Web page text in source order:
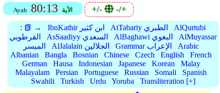
Ayah 80:13 الأية +/- -/+
: 📗 → IbnKathir ابن كثير AtTabariy الطبري
AlQurtubi
القرطوبي
AsSaadiyy السعدي AlBaghawi البغوي
AlMuyassar
الميسر
AlJalalain الجلالين Grammar الإعراب
Arabic
Albanian
Bangla Bosnian Chinese Czech English
French
German
Hausa Indonesian Japanese Korean
Malay
Malayalam
Persian Portuguese Russian Somali
Spanish
Swahili
Turkish Urdu Yoruba Transliteration [+]